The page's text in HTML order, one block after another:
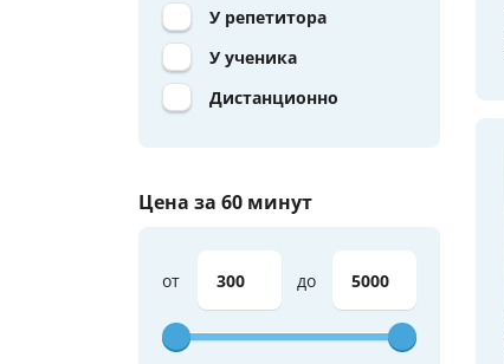
У репетитора
У ученика
Дистанционно
Цена за 60 минут
от до